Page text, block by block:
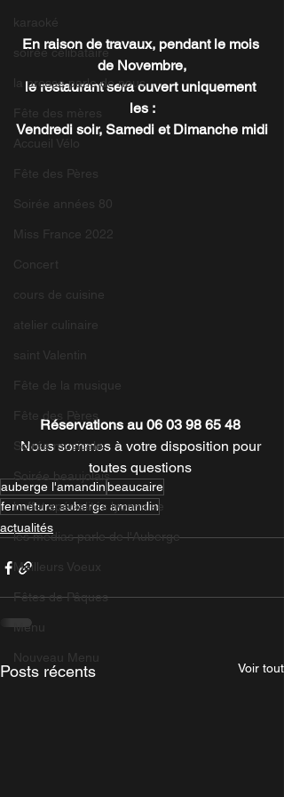
karaoké
soirée célibataire
la presse parle de nous
Fête des mères
Accueil Vélo
Fête des Pères
Soirée années 80
Miss France 2022
Concert
cours de cuisine
atelier culinaire
saint Valentin
Fête de la musique
Fête des Pères
Soirée musicale
Soirée beaujolais
buffet spécialités lyonnaise
les medias parle de l'Auberge
Meilleurs Voeux
Fêtes de Pâques
Menu
Nouveau Menu
En raison de travaux, pendant le mois
de Novembre,
le restaurant sera ouvert uniquement
les :
Vendredi soir, Samedi et Dimanche midi
Réservations au 06 03 98 65 48
Nous sommes à votre disposition pour
toutes questions
auberge l'amandinbeaucaire
fermeture auberge amandin
actualités
Posts récents Voir tout